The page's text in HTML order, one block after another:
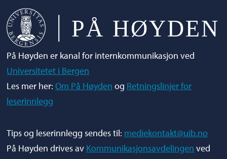
På Høyden er kanal for internkommunikasjon ved
Universitetet i Bergen
Les mer her:Om På Høyden og Retningslinjer for
leserinnlegg
Tips og leserinnlegg sendes til: mediekontakt@uib.no
På Høyden drives av Kommunikasjonsavdelingen ved